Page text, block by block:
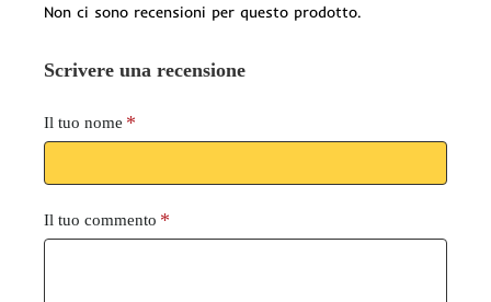
Non ci sono recensioni per questo prodotto.
Scrivere una recensione
Il tuo nome
Il tuo commento